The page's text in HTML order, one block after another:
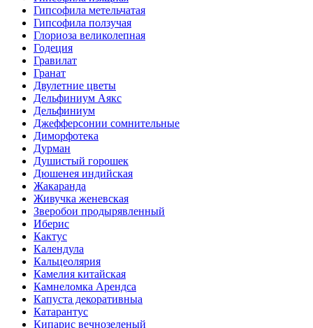
Гипсофила метельчатая
Гипсофила ползучая
Глориоза великолепная
Годеция
Гравилат
Гранат
Двулетние цветы
Дельфиниум Аякс
Дельфиниум
Джефферсонии сомнительные
Диморфотека
Дурман
Душистый горошек
Дюшенея индийская
Жакаранда
Живучка женевская
Зверобои продырявленный
Иберис
Кактус
Календула
Кальцеолярия
Камелия китайская
Камнеломка Арендса
Капуста декоративныа
Катарантус
Кипарис вечнозеленый